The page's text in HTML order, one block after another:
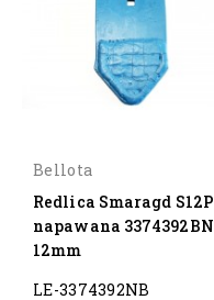
Bellota
Redlica Smaragd S12P
napawana 3374392BN
12mm
LE-3374392NB